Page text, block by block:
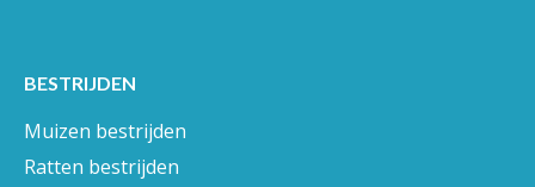
BESTRIJDEN
Muizen bestrijden
Ratten bestrijden